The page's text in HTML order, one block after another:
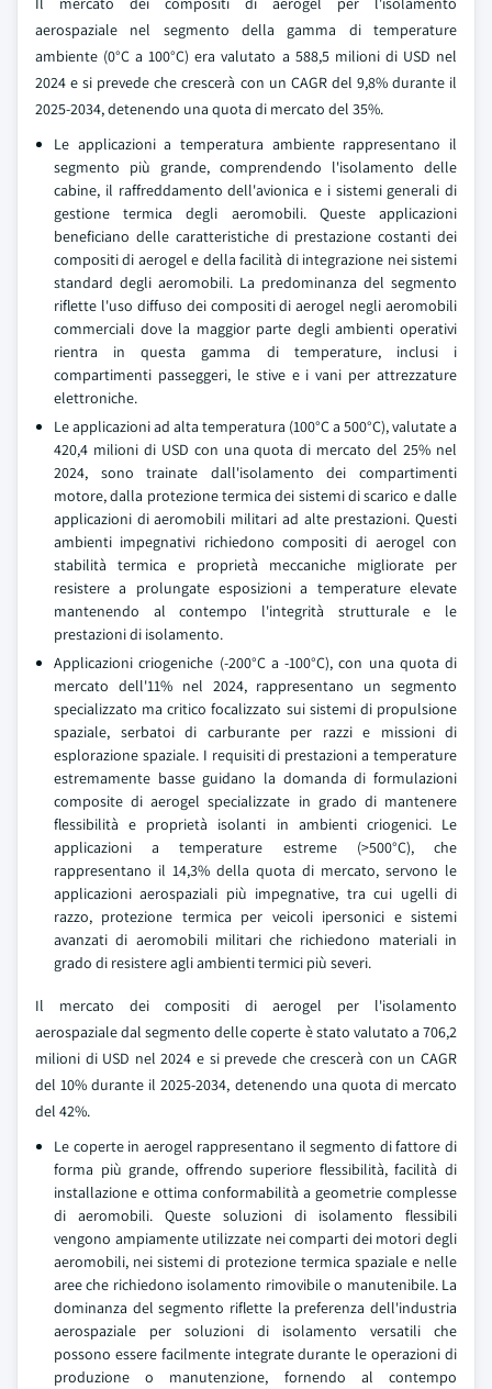
aerospaziale nel segmento della gamma di temperature
ambiente (0°C a 100°C) era valutato a 588,5 milioni di USD nel
2024 e si prevede che crescerà con un CAGR del 9,8% durante il
2025-2034, detenendo una quota di mercato del 35%.
Le applicazioni a temperatura ambiente rappresentano il
segmento più grande, comprendendo l'isolamento delle
cabine, il raffreddamento dell'avionica e i sistemi generali di
gestione termica degli aeromobili. Queste applicazioni
beneficiano delle caratteristiche di prestazione costanti dei
compositi di aerogel e della facilità di integrazione nei sistemi
standard degli aeromobili. La predominanza del segmento
riflette l'uso diffuso dei compositi di aerogel negli aeromobili
commerciali dove la maggior parte degli ambienti operativi
rientra in questa gamma di temperature, inclusi i
compartimenti passeggeri, le stive e i vani per attrezzature
elettroniche.
Le applicazioni ad alta temperatura (100°C a 500°C), valutate a
420,4 milioni di USD con una quota di mercato del 25% nel
2024, sono trainate dall'isolamento dei compartimenti
motore, dalla protezione termica dei sistemi di scarico e dalle
applicazioni di aeromobili militari ad alte prestazioni. Questi
ambienti impegnativi richiedono compositi di aerogel con
stabilità termica e proprietà meccaniche migliorate per
resistere a prolungate esposizioni a temperature elevate
mantenendo al contempo l'integrità strutturale e le
prestazioni di isolamento.
Applicazioni criogeniche (-200°C a -100°C), con una quota di
mercato dell'11% nel 2024, rappresentano un segmento
specializzato ma critico focalizzato sui sistemi di propulsione
spaziale, serbatoi di carburante per razzi e missioni di
esplorazione spaziale. I requisiti di prestazioni a temperature
estremamente basse guidano la domanda di formulazioni
composite di aerogel specializzate in grado di mantenere
flessibilità e proprietà isolanti in ambienti criogenici. Le
applicazioni a temperature estreme (>500°C), che
rappresentano il 14,3% della quota di mercato, servono le
applicazioni aerospaziali più impegnative, tra cui ugelli di
razzo, protezione termica per veicoli ipersonici e sistemi
avanzati di aeromobili militari che richiedono materiali in
grado di resistere agli ambienti termici più severi.
Il mercato dei compositi di aerogel per l'isolamento
aerospaziale dal segmento delle coperte è stato valutato a 706,2
milioni di USD nel 2024 e si prevede che crescerà con un CAGR
del 10% durante il 2025-2034, detenendo una quota di mercato
del 42%.
Le coperte in aerogel rappresentano il segmento di fattore di
forma più grande, offrendo superiore flessibilità, facilità di
installazione e ottima conformabilità a geometrie complesse
di aeromobili. Queste soluzioni di isolamento flessibili
vengono ampiamente utilizzate nei comparti dei motori degli
aeromobili, nei sistemi di protezione termica spaziale e nelle
aree che richiedono isolamento rimovibile o manutenibile. La
dominanza del segmento riflette la preferenza dell'industria
aerospaziale per soluzioni di isolamento versatili che
possono essere facilmente integrate durante le operazioni di
produzione o manutenzione, fornendo al contempo